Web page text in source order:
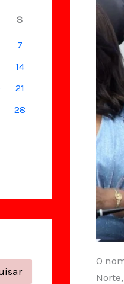
S
7
14
21
28
O